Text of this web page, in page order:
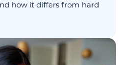
how it differs from hard